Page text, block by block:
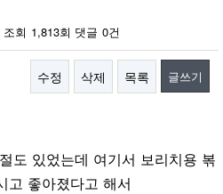
조회 1,813회 댓글 0건
수정 삭제 목록 글쓰기
도 있었는데 여기서 보리치용 볶
고 좋아졌다고 해서